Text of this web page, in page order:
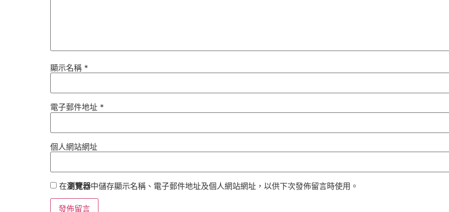
顯示名稱 *
電子郵件地址 *
個人網站網址
在瀏覽器中儲存顯示名稱、電子郵件地址及個人網站網址，以供下次發佈留言時使用。